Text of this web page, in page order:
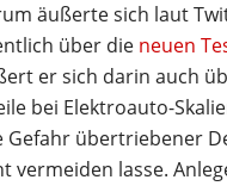
äußerte sich laut
über die neuen
er sich darin auch
bei Elektroauto-
übertriebener
lasse.